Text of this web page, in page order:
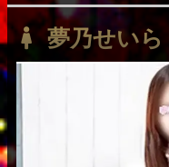
夢乃せいら